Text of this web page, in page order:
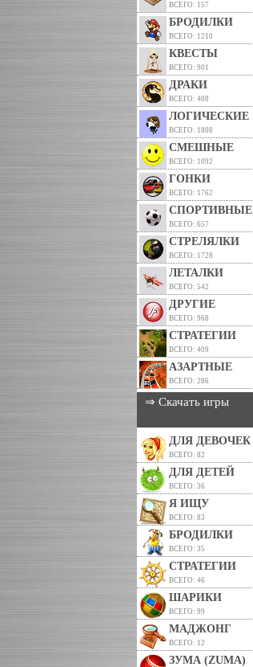
ВСЕГО: 157
БРОДИЛКИ
ВСЕГО: 1210
КВЕСТЫ
ВСЕГО: 901
ДРАКИ
ВСЕГО: 408
ЛОГИЧЕСКИЕ
ВСЕГО: 1808
СМЕШНЫЕ
ВСЕГО: 1092
ГОНКИ
ВСЕГО: 1762
СПОРТИВНЫЕ
ВСЕГО: 657
СТРЕЛЯЛКИ
ВСЕГО: 1728
ЛЕТАЛКИ
ВСЕГО: 542
ДРУГИЕ
ВСЕГО: 968
СТРАТЕГИИ
ВСЕГО: 409
АЗАРТНЫЕ
ВСЕГО: 286
⇒ Скачать игры
ДЛЯ ДЕВОЧЕК
ВСЕГО: 82
ДЛЯ ДЕТЕЙ
ВСЕГО: 36
Я ИЩУ
ВСЕГО: 83
БРОДИЛКИ
ВСЕГО: 35
СТРАТЕГИИ
ВСЕГО: 46
ШАРИКИ
ВСЕГО: 99
МАДЖОНГ
ВСЕГО: 12
ЗУМА (ZUMA)